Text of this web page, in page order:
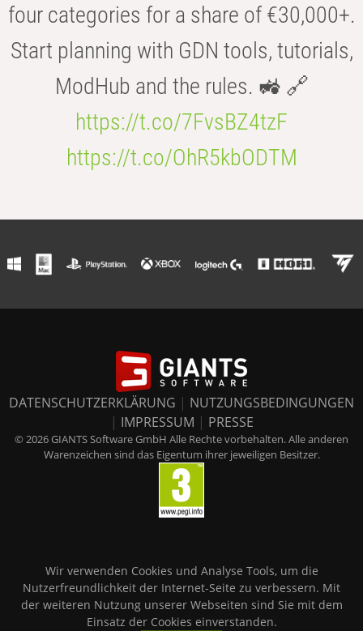
four categories for a share of €30,000+.
Start planning with GDN tools, tutorials,
ModHub and the rules. 🚜 🔗
https://t.co/7FvsBZ4tzF
https://t.co/OhR5kbODTM
DATENSCHUTZERKLÄRUNG | NUTZUNGSBEDINGUNGEN
| IMPRESSUM | PRESSE
© 2026 GIANTS Software GmbH Alle Rechte vorbehalten. Alle anderen
Warenzeichen sind das Eigentum ihrer jeweiligen Besitzer.
Wir verwenden Cookies und Analyse Tools, um die
Nutzerfreundlichkeit der Internet-Seite zu verbessern. Mit
der weiteren Nutzung unserer Webseiten sind Sie mit dem
Einsatz der Cookies einverstanden.